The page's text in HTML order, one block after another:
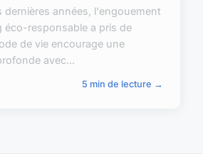
dernières années, l'engouement
éco-responsable a pris de
de vie encourage une
avec...
5 min de lecture →